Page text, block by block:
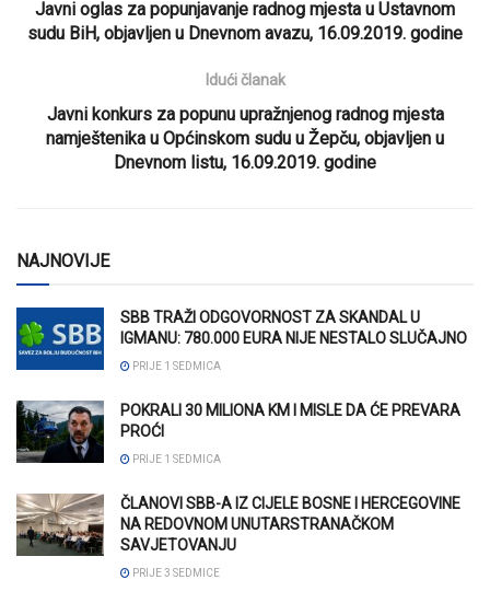
Javni oglas za popunjavanje radnog mjesta u Ustavnom
sudu BiH, objavljen u Dnevnom avazu, 16.09.2019. godine
Idući članak
Javni konkurs za popunu upražnjenog radnog mjesta
namještenika u Općinskom sudu u Žepču, objavljen u
Dnevnom listu, 16.09.2019. godine
NAJNOVIJE
SBB TRAŽI ODGOVORNOST ZA SKANDAL U
IGMANU: 780.000 EURA NIJE NESTALO SLUČAJNO
PRIJE 1 SEDMICA
POKRALI 30 MILIONA KM I MISLE DA ĆE PREVARA
PROĆI
PRIJE 1 SEDMICA
ČLANOVI SBB-A IZ CIJELE BOSNE I HERCEGOVINE
NA REDOVNOM UNUTARSTRANAČKOM
SAVJETOVANJU
PRIJE 3 SEDMICE